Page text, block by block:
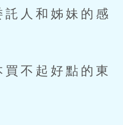
人和姊妹的感
不起好點的東